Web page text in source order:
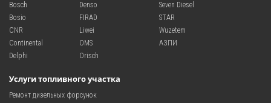
Bosch
Bosio
CNR
Continental
Delphi
Denso
FIRAD
Liwei
OMS
Orisch
Seven Diesel
STAR
Wuzetem
АЗПИ
Услуги топливного участка
Ремонт дизельных форсунок